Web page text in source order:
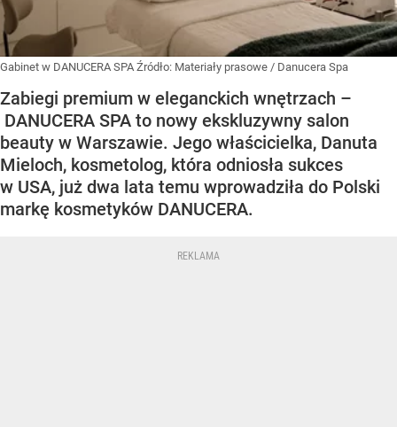
Gabinet w DANUCERA SPA Źródło: Materiały prasowe / Danucera Spa
Zabiegi premium w eleganckich wnętrzach –
DANUCERA SPA to nowy ekskluzywny salon
beauty w Warszawie. Jego właścicielka, Danuta
Mieloch, kosmetolog, która odniosła sukces
w USA, już dwa lata temu wprowadziła do Polski
markę kosmetyków DANUCERA.